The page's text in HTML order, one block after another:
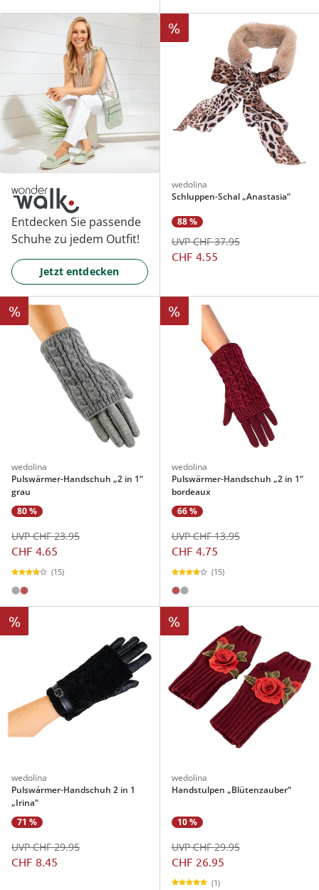
Entdecken Sie passende
Schuhe zu jedem Outfit!
Jetzt entdecken
%
wedolina
Schluppen-Schal „Anastasia“
88 %
CHF 4.55
UVP CHF 37.95
%
wedolina
Pulswärmer-Handschuh „2 in 1“
grau
80 %
CHF 4.65
UVP CHF 23.95
(15)
%
wedolina
Pulswärmer-Handschuh „2 in 1“
bordeaux
66 %
CHF 4.75
UVP CHF 13.95
(15)
%
wedolina
Pulswärmer-Handschuh 2 in 1
„Irina“
71 %
CHF 8.45
UVP CHF 29.95
%
wedolina
Handstulpen „Blütenzauber“
10 %
CHF 26.95
UVP CHF 29.95
(1)